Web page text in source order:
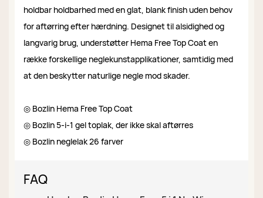
holdbar holdbarhed med en glat, blank finish uden behov
for aftørring efter hærdning. Designet til alsidighed og
langvarig brug, understøtter Hema Free Top Coat en
række forskellige neglekunstapplikationer, samtidig med
at den beskytter naturlige negle mod skader.
◎ Bozlin Hema Free Top Coat
◎ Bozlin 5-i-1 gel toplak, der ikke skal aftørres
◎ Bozlin neglelak 26 farver
FAQ